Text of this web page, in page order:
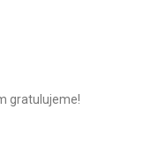
gratulujeme!